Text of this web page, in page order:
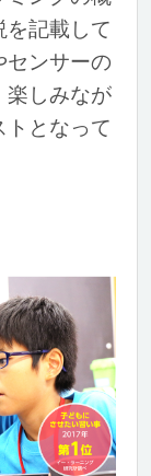
記載して
センサーの
楽しみなが
トとなって